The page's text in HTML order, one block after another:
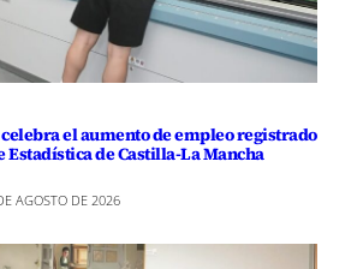
el aumento de empleo registrado
de Castilla-La Mancha
AGOSTO DE 2026